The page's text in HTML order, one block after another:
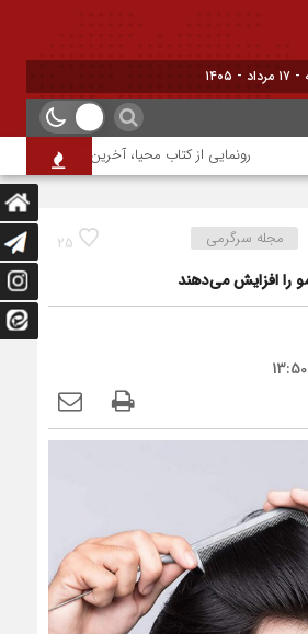
رونمایی از کتاب محیا، آخرین اثر نویسنده
25 مجله سرگرمی
را افزایش می‌دهند